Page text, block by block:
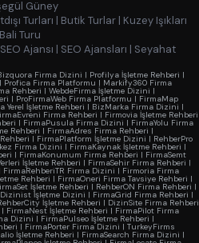
Güney
Turları | Butik Turlar | Kuzey Işıkları
Bali Turu
SEO Ajansı | SEO Ajansları | Seyahat
Firma Dizini | Profilya İşletme Rehberi |
| Profica Firma Platformu | Markify360 Firma
Rehberi | WebdeFirma İşletme Dizini |
| ProFirmaWeb Firma Platformu | FirmaMap
Yerel İşletme Rehberi | BizMarka Firma Dizini |
Firma Rehberi | Firmovia İşletme Rehberi
| FirmaPusula Firma Dizini | FirmaYolu Firma
Rehberi | FirmaAdres Firma Rehberi |
| FirmaPlatform İşletme Dizini | RehberPro
Firma Dizini | FirmaKaynak İşletme Rehberi |
| FirmaKonumum Firma Rehberi | FirmaSemt
İşletme Rehberi | FirmaSehir Firma Rehberi |
FirmaRehberiTR Firma Dizini | Firmoria Firma
Rehberi | FirmaOneri Firma Tavsiye Rehberi |
İşletme Rehberi | RehberON Firma Rehberi |
Dizinist İşletme Dizini | FirmaGrid Firma Rehberi |
İşletme Rehberi | DizinSite Firma Rehberi
| FirmaNest İşletme Rehberi | FirmaPilot Firma
Dizini | FirmaPulseo İşletme Rehberi |
| FirmaPorter Firma Dizini | TurkeyFirms
İşletme Rehberi | FirmaSearch Firma Dizini |